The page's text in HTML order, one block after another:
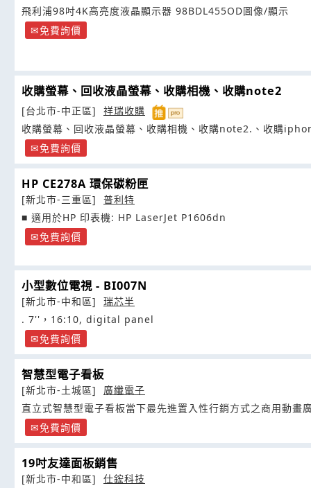
飛利浦98吋4K高亮度液晶顯示器 98BDL455OD圖像/顯示
免費詢價
收購螢幕、回收液晶螢幕、收購相機、收購note2
[台北市-中正區]
祥瑞收購
收購螢幕、回收液晶螢幕、收購相機、收購note2.、收購
免費詢價
HP CE278A 環保碳粉匣
[新北市-三重區]
普利特
■ 適用於HP 印表機: HP LaserJet P1606dn
免費詢價
小型數位電視 - BI007N
[新北市-中和區]
瑞芯半
. 7''，16:10, digital panel
免費詢價
智慧型電子看板
[新北市-土城區]
廣纖電子
直立式智慧型電子看板當下最先進置入性行銷方式之商用動畫
免費詢價
19吋友達面板銷售
[新北市-中和區]
仕鋐科技